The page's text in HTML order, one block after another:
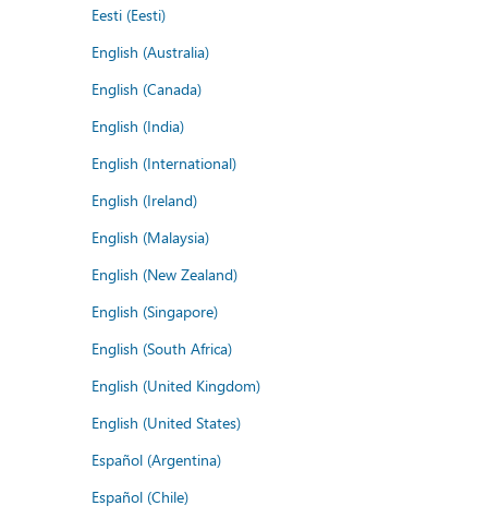
Eesti (Eesti)
English (Australia)
English (Canada)
English (India)
English (International)
English (Ireland)
English (Malaysia)
English (New Zealand)
English (Singapore)
English (South Africa)
English (United Kingdom)
English (United States)
Español (Argentina)
Español (Chile)